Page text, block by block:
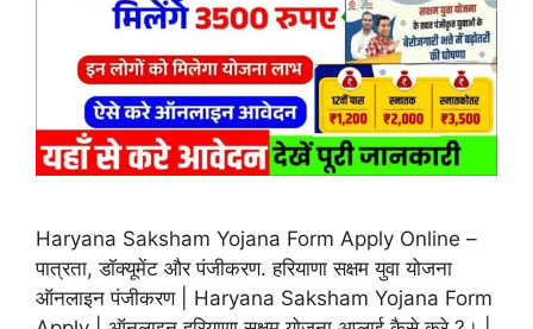
Haryana Saksham Yojana Form Apply Online –
पात्रता, डॉक्यूमेंट और पंजीकरण. हरियाणा सक्षम युवा योजना
ऑनलाइन पंजीकरण | Haryana Saksham Yojana Form